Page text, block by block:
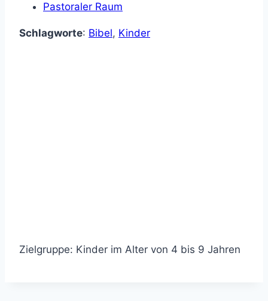
Pastoraler Raum
Schlagworte: Bibel, Kinder
Zielgruppe: Kinder im Alter von 4 bis 9 Jahren